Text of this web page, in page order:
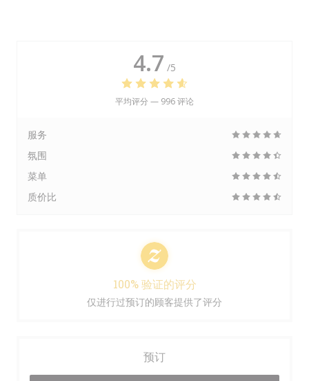
4.7 /5
平均评分 — 996 评论
服务
氛围
菜单
质价比
100% 验证的评分
仅进行过预订的顾客提供了评分
预订